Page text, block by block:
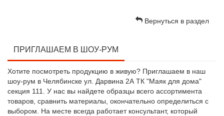
Вернуться в раздел
ПРИГЛАШАЕМ В ШОУ-РУМ
Хотите посмотреть продукцию в живую? Приглашаем в наш
шоу-рум в Челябинске ул. Дарвина 2А ТК "Маяк для дома"
секция 111. У нас вы найдете образцы всего ассортимента
товаров, сравнить материалы, окончательно определиться с
выбором. На месте всегда работает консультант, который